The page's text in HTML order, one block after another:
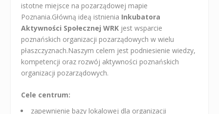
istotne miejsce na pozarządowej mapie
Poznania.Główną ideą istnienia Inkubatora
Aktywności Społecznej WRKjest wsparcie
poznańskich organizacji pozarządowych w wielu
płaszczyznach.Naszym celem jest podniesienie wiedzy,
kompetencji oraz rozwój aktywności poznańskich
organizacji pozarządowych.
Cele centrum:
zapewnienie bazy lokalowej dla organizacji